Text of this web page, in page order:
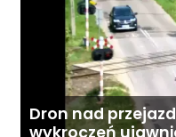
Dron nad
wykroczeń